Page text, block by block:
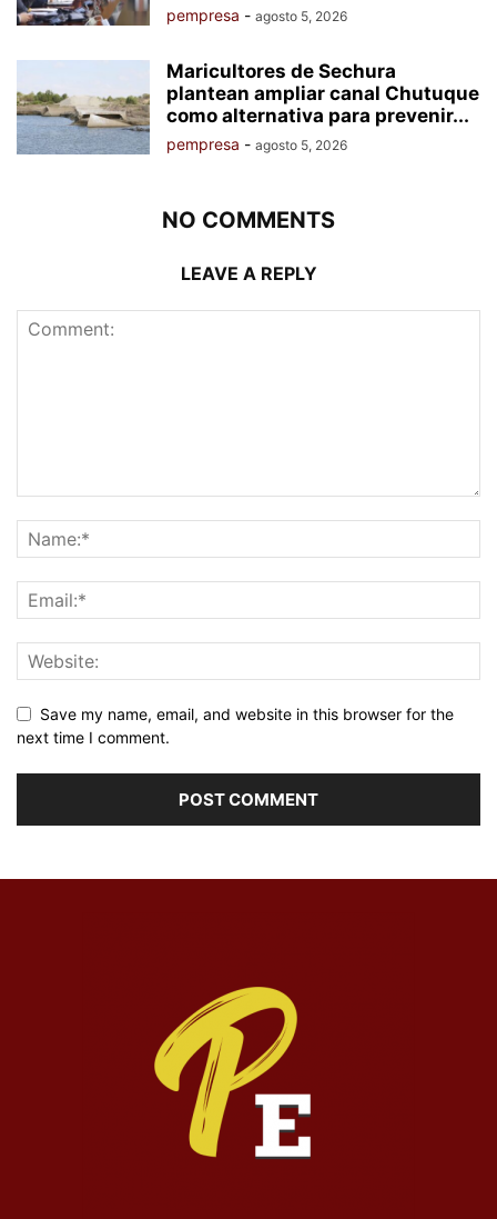
pempresa - agosto 5, 2026
Maricultores de Sechura
plantean ampliar canal Chutuque
como alternativa para prevenir...
pempresa - agosto 5, 2026
NO COMMENTS
LEAVE A REPLY
Save my name, email, and website in this browser for the
next time I comment.